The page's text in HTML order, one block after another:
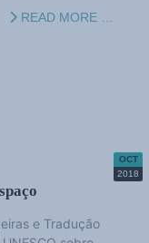
READ MORE …
e Tradução
OCT
2018